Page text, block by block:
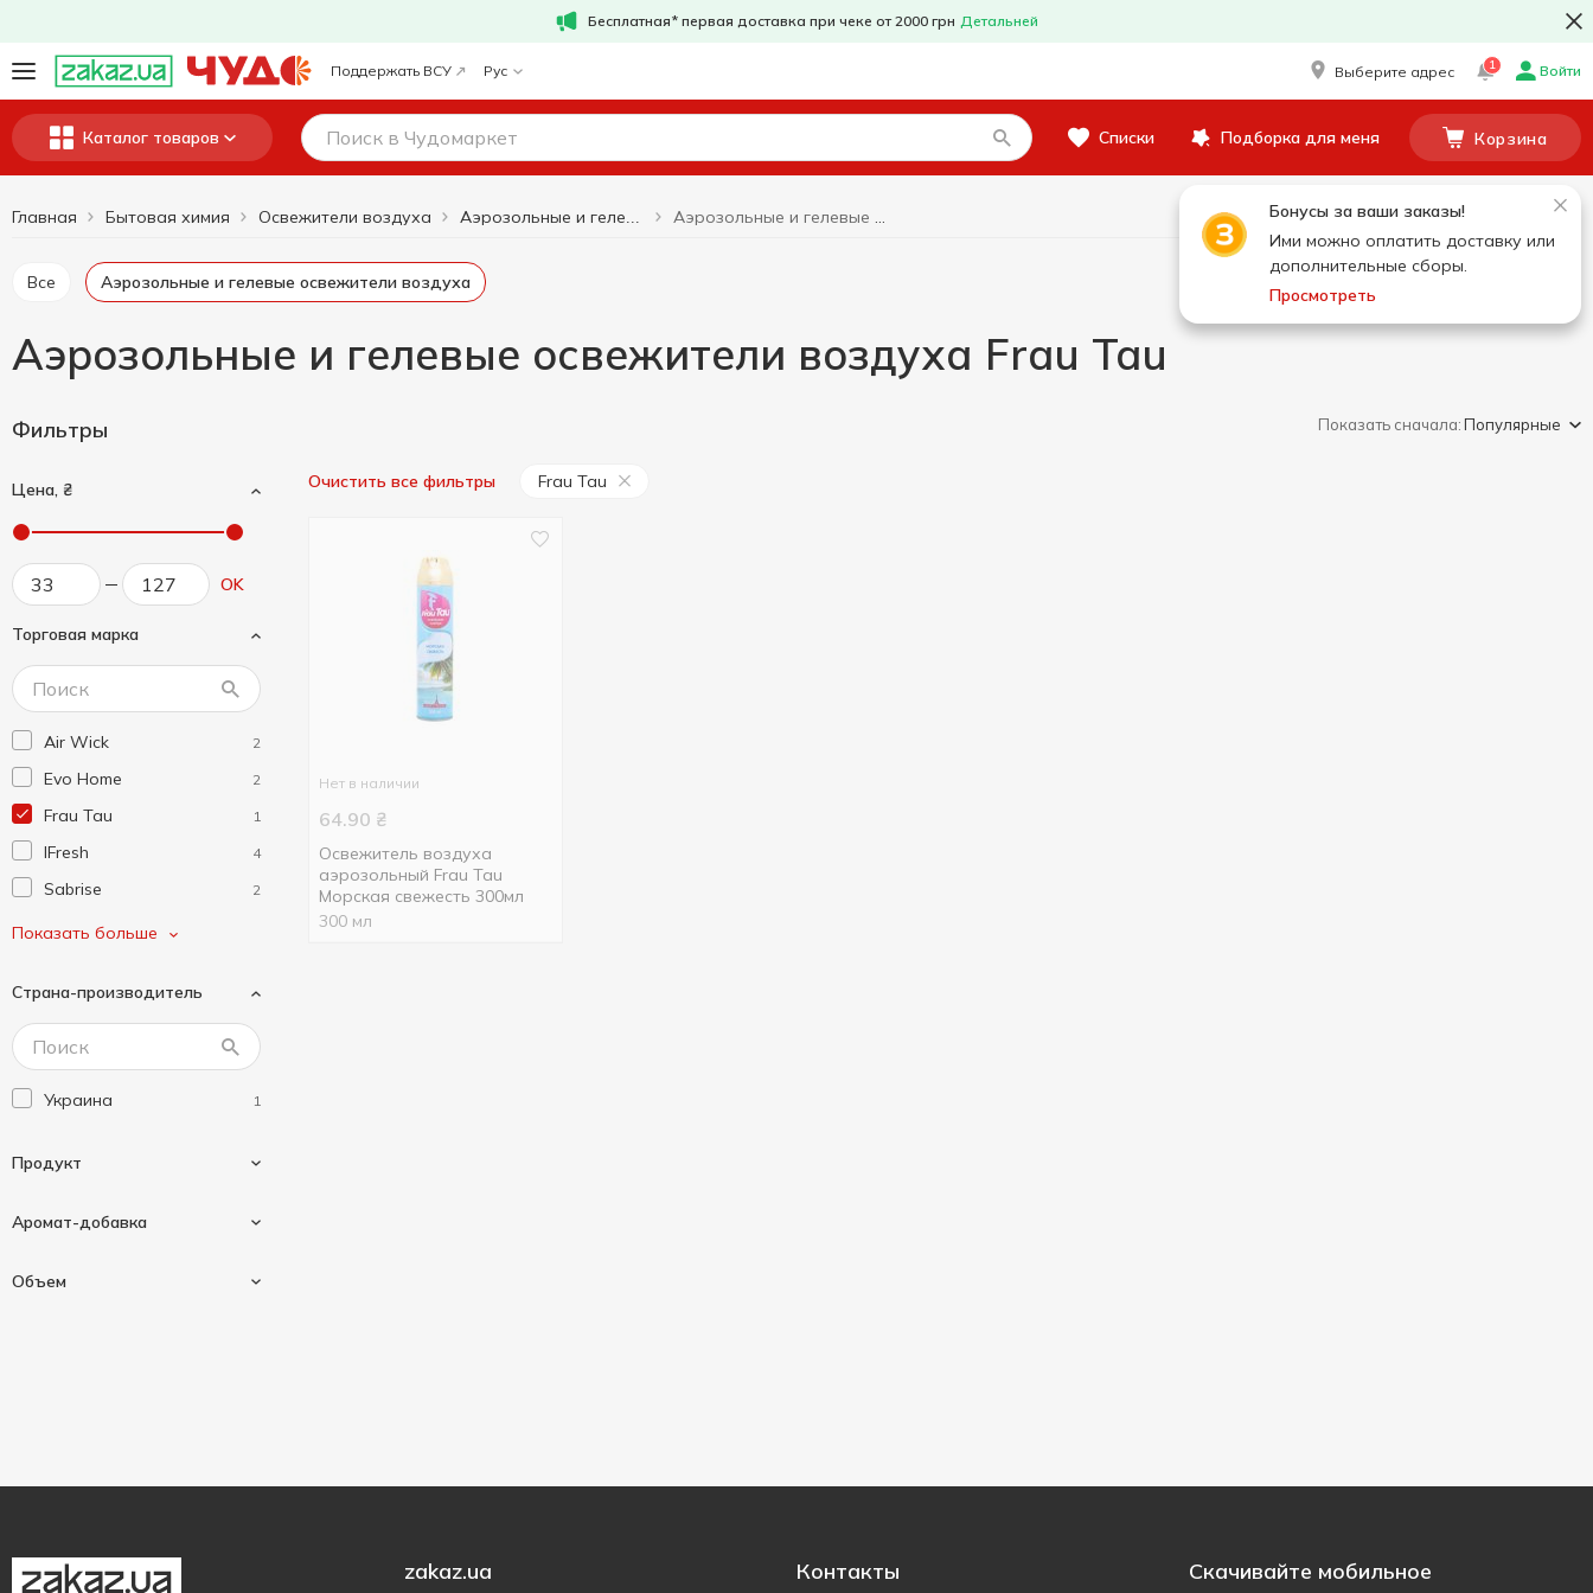
Бесплатная* первая доставка при чеке от 2000 грн Детальней
Поддержать ВСУ Рус Выберите адрес 1 Войти
Каталог товаров Списки Подборка для меня Корзина
Бонусы за ваши заказы!
Ими можно оплатить доставку или
дополнительные сборы.
Просмотреть
Главная Бытовая химия Освежители воздуха Аэрозольные и гелевые освежители воздуха Frau Tau
Все Аэрозольные и гелевые освежители воздуха
Аэрозольные и гелевые освежители воздуха Frau Tau
Фильтры
Цена, ₴
OK
Торговая марка
Air Wick 2
Evo Home 2
Frau Tau 1
IFresh 4
Sabrise 2
Sila
Показать больше
Страна-производитель
Украина 1
Продукт
Аромат-добавка
Объем
Показать сначала:Популярные
Очистить все фильтры Frau Tau
Нет в наличии
64.90 ₴
Освежитель воздуха
аэрозольный Frau Tau
Морская свежесть 300мл
300 мл
zakaz.ua Контакты
Скачивайте мобильное